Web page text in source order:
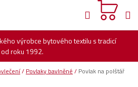
výrobce bytového textilu s tradicí
od roku 1992.
Hledat
/ Povlaky bavlněné / Povlak na polštář